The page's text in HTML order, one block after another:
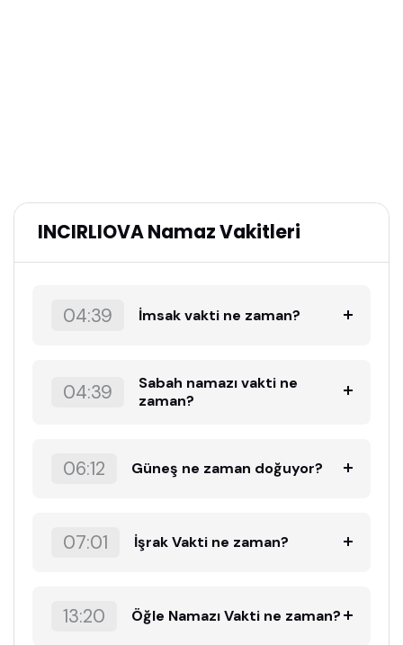
INCIRLIOVA Namaz Vakitleri
04:39 İmsak vakti ne zaman?
04:39
Sabah namazı vakti ne
zaman?
06:12 Güneş ne zaman doğuyor?
07:01 İşrak Vakti ne zaman?
13:20 Öğle Namazı Vakti ne zaman?